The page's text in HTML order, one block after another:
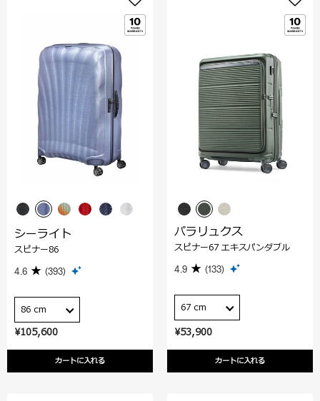
¥105,600
カートに入れる
シーライト
スピナー86
4.6 (393)
86 cm
¥53,900
カートに入れる
パラリュクス
スピナー67 エキスパンダブル
4.9 (133)
67 cm